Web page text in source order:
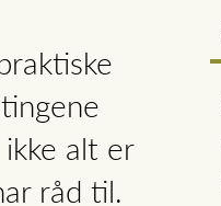
alt er
råd til.